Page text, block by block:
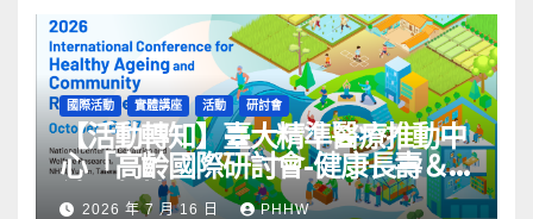
國際活動 實體講座 活動 研討會
【活動轉知】臺大精準醫療推動中
心「高齡國際研討會-健康長壽＆
社區韌性」
2026 年 7 月 16 日 PHHW